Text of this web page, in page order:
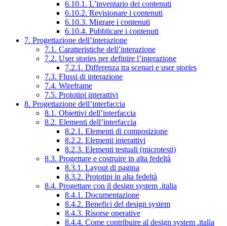
6.10.1. L’inventario dei contenuti
6.10.2. Revisionare i contenuti
6.10.3. Migrare i contenuti
6.10.4. Pubblicare i contenuti
7. Progettazione dell’interazione
7.1. Caratteristiche dell’interazione
7.2. User stories per definire l’interazione
7.2.1. Differenza tra scenari e user stories
7.3. Flussi di interazione
7.4. Wireframe
7.5. Prototipi interattivi
8. Progettazione dell’interfaccia
8.1. Obiettivi dell’interfaccia
8.2. Elementi dell’interfaccia
8.2.1. Elementi di composizione
8.2.2. Elementi interattivi
8.2.3. Elementi testuali (microtesti)
8.3. Progettare e costruire in alta fedeltà
8.3.1. Layout di pagina
8.3.2. Prototipi in alta fedeltà
8.4. Progettare con il design system .italia
8.4.1. Documentazione
8.4.2. Benefici del design system
8.4.3. Risorse operative
8.4.4. Come contribuire al design system .italia